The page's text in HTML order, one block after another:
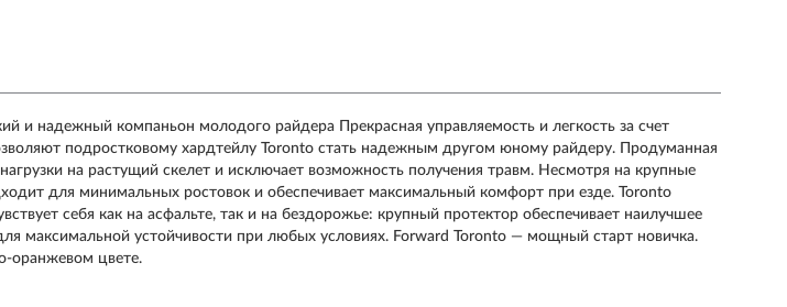
и надежный компаньон молодого райдера Прекрасная управляемость и легкость за счет
подростковому хардтейлу Toronto стать надежным другом юному райдеру. Продуманная
на растущий скелет и исключает возможность получения травм. Несмотря на крупные
для минимальных ростовок и обеспечивает максимальный комфорт при езде. Toronto
себя как на асфальте, так и на бездорожье: крупный протектор обеспечивает наилучшее
максимальной устойчивости при любых условиях. Forward Toronto — мощный старт новичка.
оранжевом цвете.